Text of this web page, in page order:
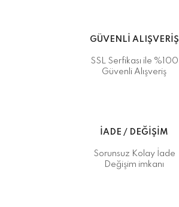
GÜVENLİ ALIŞVERİŞ
SSL Serfikası ile %100
Güvenli Alışveriş
İADE / DEĞİŞİM
Sorunsuz Kolay İade
Değişim imkanı